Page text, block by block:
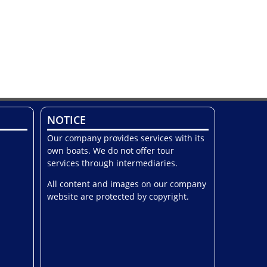
NOTICE
Our company provides services with its
own boats. We do not offer tour
services through intermediaries.
All content and images on our company
website are protected by copyright.